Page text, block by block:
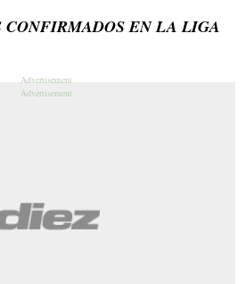
CONFIRMADOS EN LA LIGA